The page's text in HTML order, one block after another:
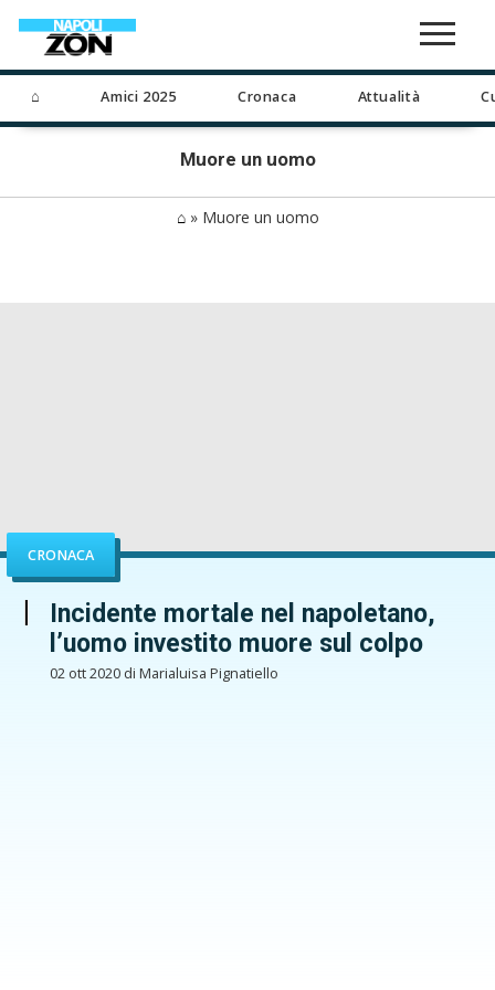
⌂ Amici 2025 Cronaca Attualità
Muore un uomo
⌂» Muore un uomo
CRONACA
Incidente mortale nel napoletano,
l’uomo investito muore sul colpo
02 ott 2020 di Marialuisa Pignatiello